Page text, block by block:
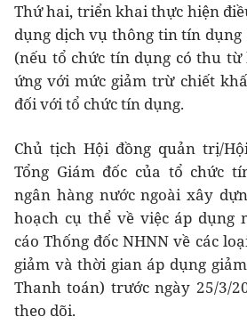
Thứ hai, triển khai thực hiện
dụng dịch vụ thông tin tín
(nếu tổ chức tín dụng có thu
ứng với mức giảm trừ chiết
đối với tổ chức tín dụng.
Chủ tịch Hội đồng quản trị/
Tổng Giám đốc của tổ chức
ngân hàng nước ngoài xây
hoạch cụ thể về việc áp dụng
cáo Thống đốc NHNN về các
giảm và thời gian áp dụng
Thanh toán) trước ngày 25/3/
theo dõi.